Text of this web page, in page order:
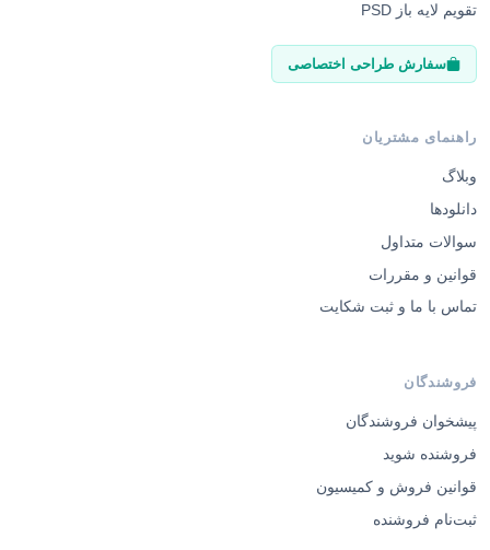
تقویم لایه باز PSD
سفارش طراحی اختصاصی
راهنمای مشتریان
وبلاگ
دانلودها
سوالات متداول
قوانین و مقررات
تماس با ما و ثبت شکایت
فروشندگان
پیشخوان فروشندگان
فروشنده شوید
قوانین فروش و کمیسیون
ثبت‌نام فروشنده